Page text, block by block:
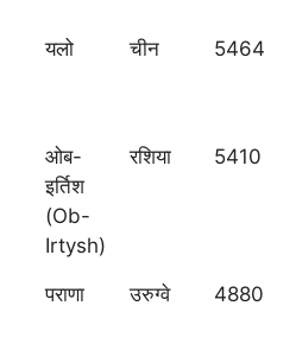
यलो चीन 5464
ओब-
इर्तिश
(Ob-
Irtysh)
रशिया 5410
पराणा उरुग्वे 4880